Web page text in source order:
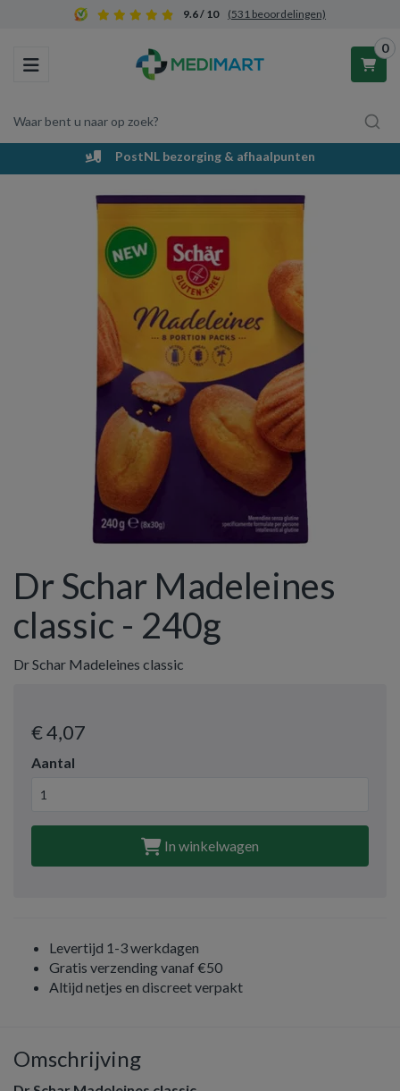
9.6 / 10 (531 beoordelingen)
Toggle navigation
Waar bent u naar op zoek?
0
Winkelwagen
Uw winkelwagen is leeg.
Vul hem met producten.
PostNL bezorging & afhaalpunten
Dr Schar Madeleines
classic - 240g
Dr Schar Madeleines classic
€ 4,07
Aantal
In winkelwagen
Levertijd 1-3 werkdagen
Gratis verzending vanaf €50
Altijd netjes en discreet verpakt
Omschrijving